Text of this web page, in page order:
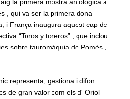
la primera mostra antològica a
, qui va ser la primera dona
i França inaugura aquest cap de
“Toros y toreros” , que inclou
sobre tauromàquia de Pomés ,
representa, gestiona i difon
de gran valor com els d' Oriol